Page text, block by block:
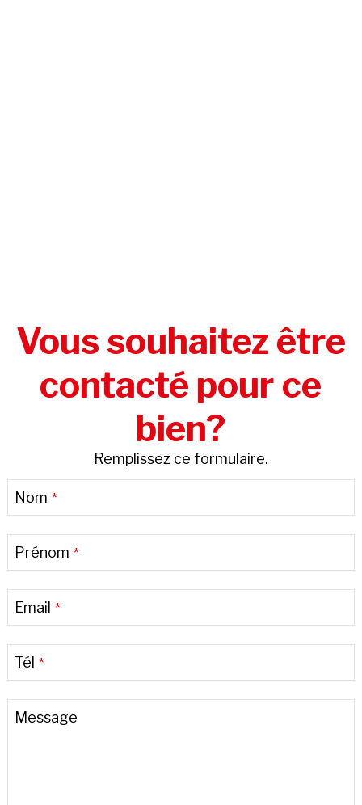
Vous souhaitez être
contacté pour ce
bien?
Remplissez ce formulaire.
Nom *
Prénom *
Email *
Tél *
Message